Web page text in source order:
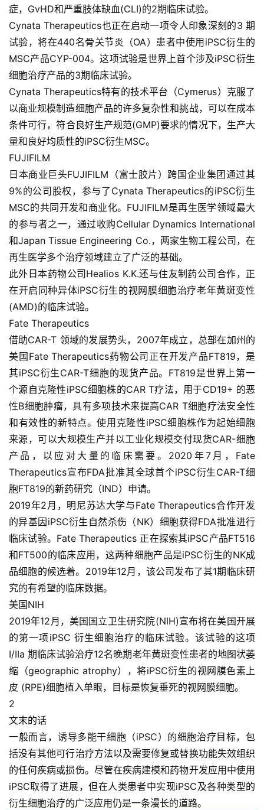
行
业
资
讯
再
生
医
学
临
床
转
化
会
展
活
动
关
于
我
们
登录 注册
症，GvHD和严重肢体缺血(CLI)的2期临床试验。
Cynata Therapeutics也正在启动一项令人印象深刻的3 期
试验，将在440名骨关节炎（OA）患者中使用iPSC衍生的
MSC产品CYP-004。这项试验是世界上首个涉及iPSC衍生
细胞治疗产品的3期临床试验。
Cynata Therapeutics特有的技术平台（Cymerus）克服了
以商业规模制造细胞产品的许多复杂性和挑战，可以在成本
条件可行，符合良好生产规范(GMP)要求的情况下，生产大
量和良好均质性的iPSC衍生MSC。
FUJIFILM
日本商业巨头FUJIFILM（富士胶片）跨国企业集团通过其
9%的公司股权，参与了Cynata Therapeutics的iPSC衍生
MSC的共同开发和商业化。FUJIFILM是再生医学领域最大
的参与者之一，通过收购Cellular Dynamics International
和Japan Tissue Engineering Co.，两家生物工程公司，在
再生医学多个治疗领域建立了广泛的基础。
此外日本药物公司Healios K.K.还与住友制药公司合作，正
在开启同种异体iPSC衍生的视网膜细胞治疗老年黄斑变性
(AMD)的临床试验。
Fate Therapeutics
借助CAR-T 领域的发展势头，2007年成立，总部在加州的
美国Fate Therapeutics药物公司正在开发产品FT819，是
其iPSC衍生CAR-T细胞的现货产品。FT819是世界上第一
个源自克隆性iPSC细胞株的CAR T疗法，用于CD19+ 的恶
性B细胞肿瘤，具有多项技术来提高CAR T细胞疗法安全性
和有效性的新特点。使用克隆性iPSC细胞株作为起始细胞
来源，可以大规模生产并以工业化规模交付现货CAR-细胞
产品，以应对大量的临床需要。2020年7月，Fate
Therapeutics宣布FDA批准其全球首个iPSC衍生CAR-T细
胞FT819的新药研究（IND）申请。
2019年2月，明尼苏达大学与Fate Therapeutics合作开发
的异基因iPSC衍生自然杀伤（NK）细胞获得FDA批准进行
临床试验。Fate Therapeutics 正在探索其iPSC产品FT516
和FT500的临床应用，这两种细胞产品是iPSC衍生的NK成
品细胞的候选着。2019年12月，该公司发布了其1期临床研
究的有希望的临床数据。
美国NIH
2019年12月，美国国立卫生研究院(NIH)宣布将在美国开展
的第一项iPSC 衍生细胞治疗的临床试验。该试验的这项
I/IIa 期临床试验治疗12名晚期老年黄斑变性患者的地图状萎
缩（geographic atrophy），将iPSC衍生的视网膜色素上
皮 (RPE)细胞植入单眼，目标是恢复垂死的视网膜细胞。
2
文末的话
一般而言，诱导多能干细胞（iPSC）的细胞治疗目标，包
括没有其他可行治疗方法以及需要修复或替换功能失效组织
的任何疾病或损伤。尽管在疾病建模和药物开发应用中使用
iPSC取得了进展，但在人类患者中实现iPSC及各种类型的
衍生细胞治疗的广泛应用仍是一条漫长的道路。